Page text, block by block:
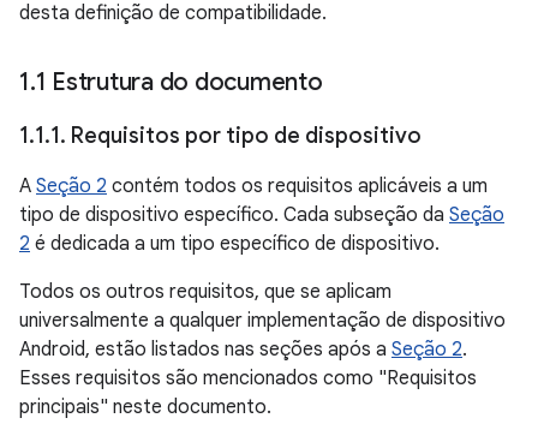
desta definição de compatibilidade.
1.1 Estrutura do documento
1.1.1. Requisitos por tipo de dispositivo
A Seção 2 contém todos os requisitos aplicáveis a um
tipo de dispositivo específico. Cada subseção da Seção
2 é dedicada a um tipo específico de dispositivo.
Todos os outros requisitos, que se aplicam
universalmente a qualquer implementação de dispositivo
Android, estão listados nas seções após a Seção 2.
Esses requisitos são mencionados como "Requisitos
principais" neste documento.